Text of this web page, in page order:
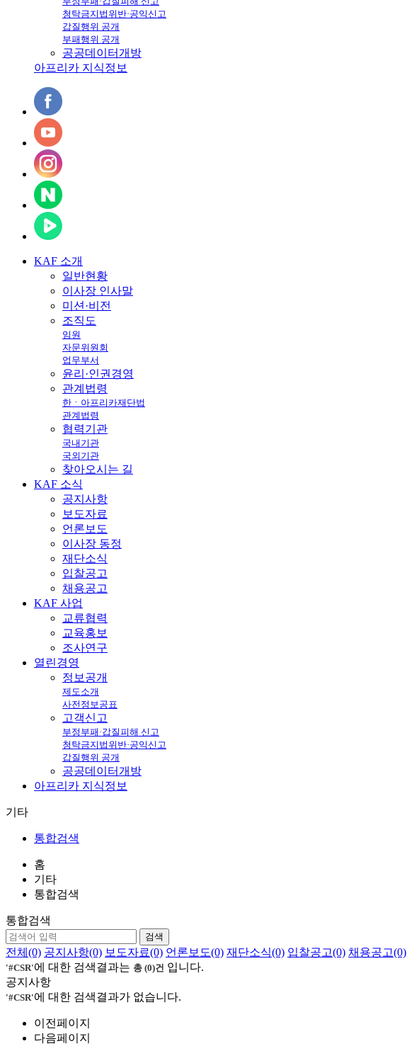
청탁금지법위반·공익신고
갑질행위 공개
부패행위 공개
공공데이터개방
아프리카 지식정보
KAF 소개
일반현황
이사장 인사말
미션·비전
조직도
임원
자문위원회
업무부서
윤리·인권경영
관계법령
한ㆍ아프리카재단법
관계법령
협력기관
국내기관
국외기관
찾아오시는 길
KAF 소식
공지사항
보도자료
언론보도
이사장 동정
재단소식
입찰공고
채용공고
KAF 사업
교류협력
교육홍보
조사연구
열린경영
정보공개
제도소개
사전정보공표
고객신고
부정부패·갑질피해 신고
청탁금지법위반·공익신고
갑질행위 공개
공공데이터개방
아프리카 지식정보
기타
통합검색
홈
기타
통합검색
통합검색
검색
전체(0) 공지사항(0) 보도자료(0) 언론보도(0) 재단소식(0) 입찰공고(0) 채용공고(0)
'#CSR'에 대한 검색결과는 총 (0)건 입니다.
공지사항
'#CSR'에 대한 검색결과가 없습니다.
이전페이지
다음페이지